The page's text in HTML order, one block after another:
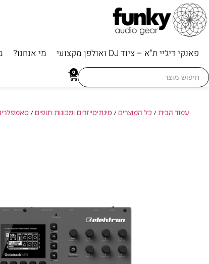
פאנקי דיג׳יי ת"א – ציוד DJ ואולפן מקצועי מי אנחנו?
Search
for:
0
עמוד הבית/ כל המוצרים /סינתיסייזרים ומכונות תופים /